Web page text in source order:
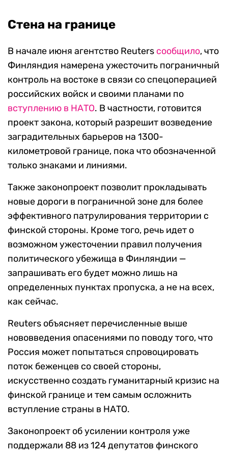
Стена на границе
В начале июня агентство Reuters сообщило, что
Финляндия намерена ужесточить пограничный
контроль на востоке в связи со спецоперацией
российских войск и своими планами по
вступлению в НАТО. В частности, готовится
проект закона, который разрешит возведение
заградительных барьеров на 1300-
километровой границе, пока что обозначенной
только знаками и линиями.
Также законопроект позволит прокладывать
новые дороги в пограничной зоне для более
эффективного патрулирования территории с
финской стороны. Кроме того, речь идет о
возможном ужесточении правил получения
политического убежища в Финляндии —
запрашивать его будет можно лишь на
определенных пунктах пропуска, а не на всех,
как сейчас.
Reuters объясняет перечисленные выше
нововведения опасениями по поводу того, что
Россия может попытаться спровоцировать
поток беженцев со своей стороны,
искусственно создать гуманитарный кризис на
финской границе и тем самым осложнить
вступление страны в НАТО.
Законопроект об усилении контроля уже
поддержали 88 из 124 депутатов финского